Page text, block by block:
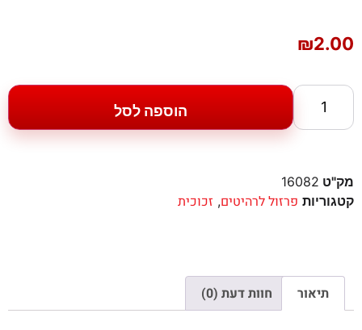
₪2.00
הוספה לסל
מק"ט 16082
קטגוריות פרזול לרהיטים, זכוכית
תיאור חוות דעת (0)